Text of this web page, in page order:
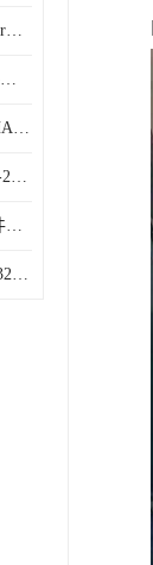
monic德国进口伺服电机Har中国总代理供应
哈默纳科 AC伺服执行元件扁平型SHA系列
日本HD机夹机械手谐波SHA32A120CG-B12B
日本HD电刷谐波传动FHA-25C-50-E250-C
工件定位点固焊谐波传动件哈默纳科CSF-45-100-2UH
五轴机床功能与应用FHA-32C-50-US250